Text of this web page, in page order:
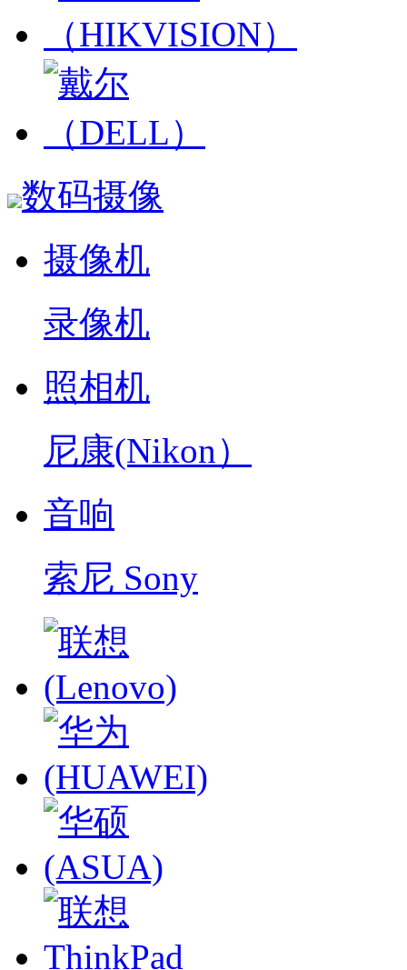
数码摄像
摄像机
录像机
照相机
尼康(Nikon）
音响
索尼 Sony